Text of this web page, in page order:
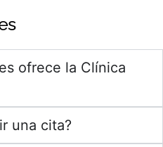
ofrece la Clínica
una cita?